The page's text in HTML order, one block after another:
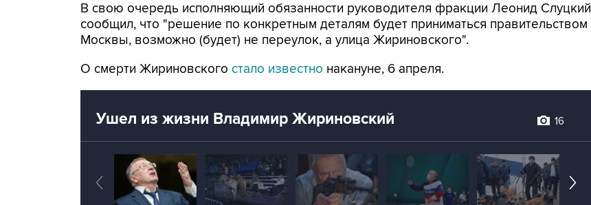
В свою очередь исполняющий обязанности руководителя фракции Леонид Слуцкий
сообщил, что "решение по конкретным деталям будет приниматься правительством
Москвы, возможно (будет) не переулок, а улица Жириновского".
О смерти Жириновского стало известно накануне, 6 апреля.
Ушел из жизни Владимир Жириновский 16